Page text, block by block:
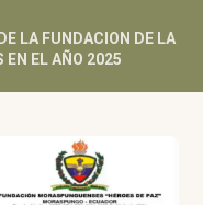
LA FUNDACION DE LA
EN EL AÑO 2025